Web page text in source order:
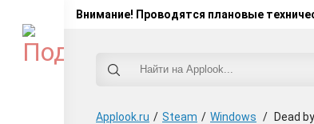
Внимание! Проводятся плановые
Applook.ru / Steam / Windows / Dead